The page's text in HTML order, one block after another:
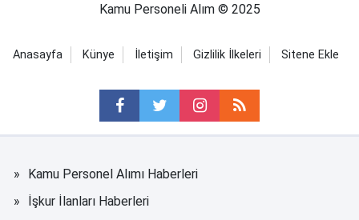
Kamu Personeli Alım © 2025
Anasayfa Künye İletişim Gizlilik İlkeleri Sitene Ekle
Kamu Personel Alımı Haberleri
İşkur İlanları Haberleri